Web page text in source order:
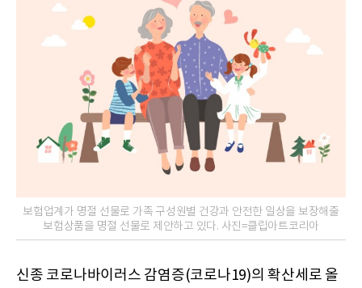
보험업계가 명절 선물로 가족 구성원별 건강과 안전한 일상을 보장해줄
보험상품을 명절 선물로 제안하고 있다. 사진=클립아트코리아
신종 코로나바이러스 감염증(코로나19)의 확산세로 올